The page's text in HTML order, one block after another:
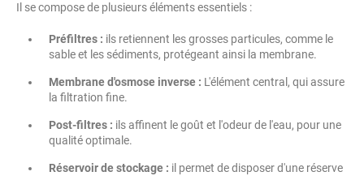
Il se compose de plusieurs éléments essentiels :
Préfiltres : ils retiennent les grosses particules, comme le
sable et les sédiments, protégeant ainsi la membrane.
Membrane d'osmose inverse : L'élément central, qui assure
la filtration fine.
Post-filtres : ils affinent le goût et l'odeur de l'eau, pour une
qualité optimale.
Réservoir de stockage : il permet de disposer d'une réserve